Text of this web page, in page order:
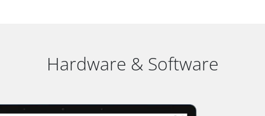
Hardware & Software